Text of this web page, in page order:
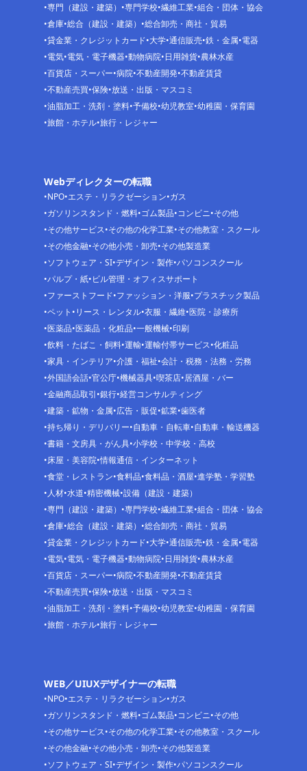
専門（建設・建築）
専門学校 繊維工業 組合・団体・協会
倉庫 総合（建設・建築）
総合卸売・商社・貿易
貸金業・クレジットカード 大学 通信販売 鉄・金属 電器
電気 電気・電子機器 動物病院 日用雑貨 農林水産
百貨店・スーパー 病院 不動産開発 不動産賃貸
不動産売買 保険 放送・出版・マスコミ
油脂加工・洗剤・塗料 予備校 幼児教室 幼稚園・保育園
旅館・ホテル 旅行・レジャー
Webディレクターの転職
NPO エステ・リラクゼーション ガス
ガソリンスタンド・燃料 ゴム製品 コンビニ その他
その他サービス その他の化学工業 その他教室・スクール
その他金融 その他小売・卸売 その他製造業
ソフトウェア・SI デザイン・製作 パソコンスクール
パルプ・紙 ビル管理・オフィスサポート
ファーストフード ファッション・洋服 プラスチック製品
ペット リース・レンタル 衣服・繊維 医院・診療所
医薬品 医薬品・化粧品 一般機械 印刷
飲料・たばこ・飼料 運輸 運輸付帯サービス 化粧品
家具・インテリア 介護・福祉 会計・税務・法務・労務
外国語会話 官公庁 機械器具 喫茶店 居酒屋・バー
金融商品取引 銀行 経営コンサルティング
建築・鉱物・金属 広告・販促 鉱業 歯医者
持ち帰り・デリバリー 自動車・自転車 自動車・輸送機器
書籍・文房具・がん具 小学校・中学校・高校
床屋・美容院 情報通信・インターネット
食堂・レストラン 食料品 食料品・酒屋 進学塾・学習塾
人材 水道 精密機械 設備（建設・建築）
専門（建設・建築）
専門学校 繊維工業 組合・団体・協会
倉庫 総合（建設・建築）
総合卸売・商社・貿易
貸金業・クレジットカード 大学 通信販売 鉄・金属 電器
電気 電気・電子機器 動物病院 日用雑貨 農林水産
百貨店・スーパー 病院 不動産開発 不動産賃貸
不動産売買 保険 放送・出版・マスコミ
油脂加工・洗剤・塗料 予備校 幼児教室 幼稚園・保育園
旅館・ホテル 旅行・レジャー
WEB／UIUXデザイナーの転職
NPO エステ・リラクゼーション ガス
ガソリンスタンド・燃料 ゴム製品 コンビニ その他
その他サービス その他の化学工業 その他教室・スクール
その他金融 その他小売・卸売 その他製造業
ソフトウェア・SI デザイン・製作 パソコンスクール